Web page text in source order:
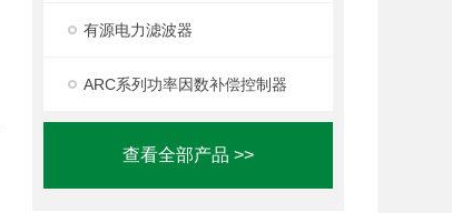
有源电力滤波器
ARC系列功率因数补偿控制器
查看全部产品 >>